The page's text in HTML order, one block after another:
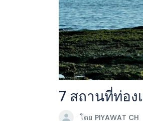
7 สถานที่ท่อ
โดย PIYAWAT CH